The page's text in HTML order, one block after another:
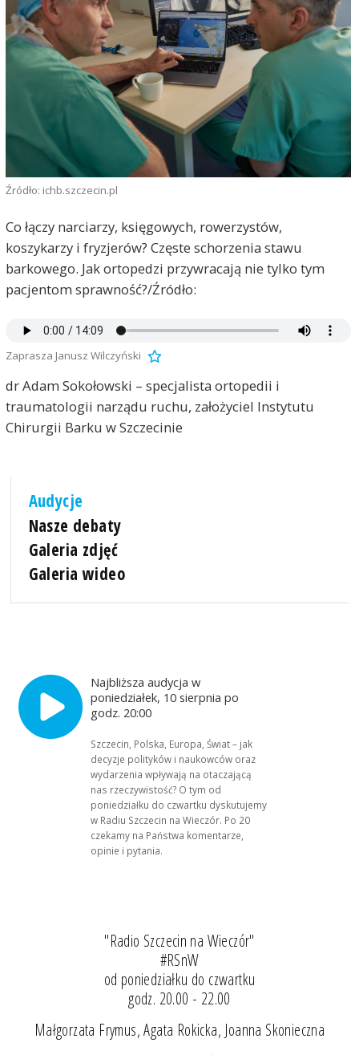
Źródło: ichb.szczecin.pl
Co łączy narciarzy, księgowych, rowerzystów,
koszykarzy i fryzjerów? Częste schorzenia stawu
barkowego. Jak ortopedzi przywracają nie tylko tym
pacjentom sprawność?/Źródło:
Zaprasza Janusz Wilczyński
dr Adam Sokołowski – specjalista ortopedii i
traumatologii narządu ruchu, założyciel Instytutu
Chirurgii Barku w Szczecinie
Audycje
Nasze debaty
Galeria zdjęć
Galeria wideo
Najbliższa audycja w
poniedziałek, 10 sierpnia po
godz. 20:00
Szczecin, Polska, Europa, Świat – jak
decyzje polityków i naukowców oraz
wydarzenia wpływają na otaczającą
nas rzeczywistość? O tym od
poniedziałku do czwartku dyskutujemy
w Radiu Szczecin na Wieczór. Po 20
czekamy na Państwa komentarze,
opinie i pytania.
"Radio Szczecin na Wieczór"
#RSnW
od poniedziałku do czwartku
godz. 20.00 - 22.00
Małgorzata Frymus, Agata Rokicka, Joanna Skonieczna